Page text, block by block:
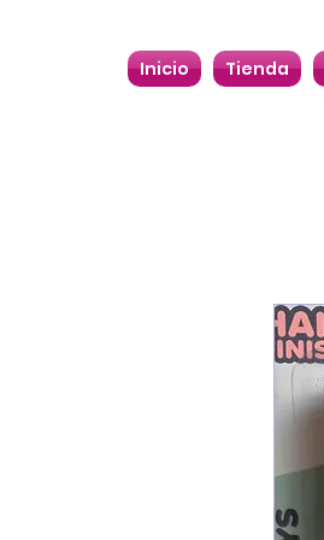
Inicio Tienda